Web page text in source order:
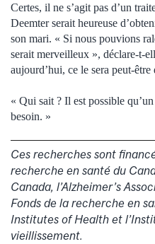
Certes, il ne s’agit pas d’un
Deemter serait heureuse
son mari. « Si nous pouvions
serait merveilleux », déclare-t-
aujourd’hui, ce le sera peut-
« Qui sait ? Il est possible
besoin. »
Ces recherches sont
recherche en santé du
Canada, l’Alzheimer’s
Fonds de la recherche en
Institutes of Health et
vieillissement.